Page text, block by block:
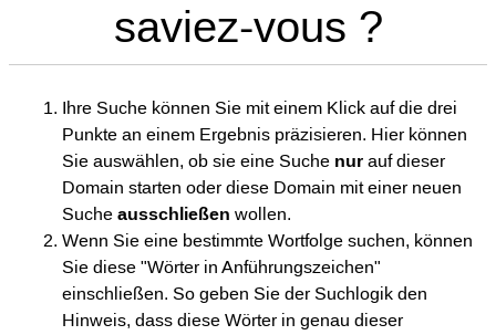
saviez-vous ?
Ihre Suche können Sie mit einem Klick auf die drei
Punkte an einem Ergebnis präzisieren. Hier können
Sie auswählen, ob sie eine Suche nur auf dieser
Domain starten oder diese Domain mit einer neuen
Suche ausschließen wollen.
Wenn Sie eine bestimmte Wortfolge suchen, können
Sie diese "Wörter in Anführungszeichen"
einschließen. So geben Sie der Suchlogik den
Hinweis, dass diese Wörter in genau dieser